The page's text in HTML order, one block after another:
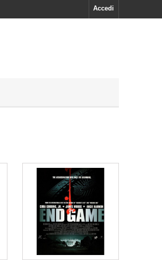
Accedi